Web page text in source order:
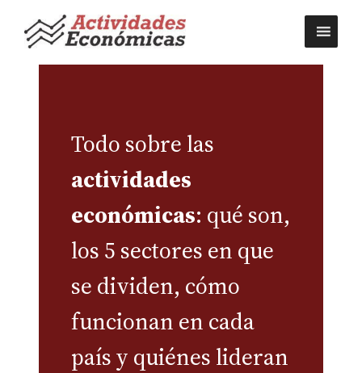
Saltar
contenido
Todo sobre las
actividades
económicas: qué son,
los 5 sectores en que
se dividen, cómo
funcionan en cada
país y quiénes lideran